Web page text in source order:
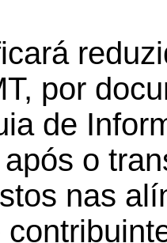
por
de
o
nas